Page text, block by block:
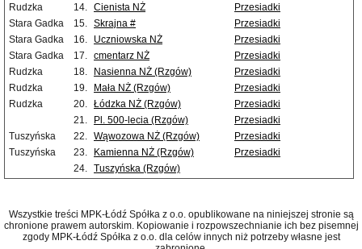
Rudzka
14. Cienista NŻ
Przesiadki
Stara Gadka
15. Skrajna #
Przesiadki
Stara Gadka
16. Uczniowska NŻ
Przesiadki
Stara Gadka
17. cmentarz NŻ
Przesiadki
Rudzka
18. Nasienna NŻ (Rzgów)
Przesiadki
Rudzka
19. Mała NŻ (Rzgów)
Przesiadki
Rudzka
20. Łódzka NŻ (Rzgów)
Przesiadki
21.
Pl. 500-lecia (Rzgów)
Przesiadki
Tuszyńska
22. Wąwozowa NŻ (Rzgów)
Przesiadki
Tuszyńska
23. Kamienna NŻ (Rzgów)
Przesiadki
24. Tuszyńska (Rzgów)
Wszystkie treści MPK-Łódź Spółka z o.o. opublikowane na niniejszej stronie są
chronione prawem autorskim. Kopiowanie i rozpowszechnianie ich bez pisemnej
zgody MPK-Łódź Spółka z o.o. dla celów innych niż potrzeby własne jest